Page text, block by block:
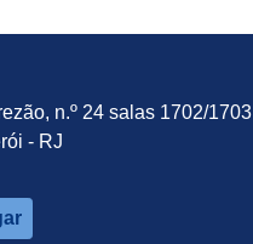
n.º 24 salas 1702/1703
- RJ